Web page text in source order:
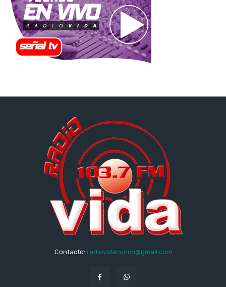
Contacto: radiovidacurico@gmail.com